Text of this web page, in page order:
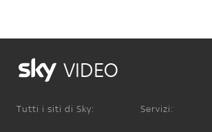
VIDEO
Tutti i siti di Sky: Servizi: